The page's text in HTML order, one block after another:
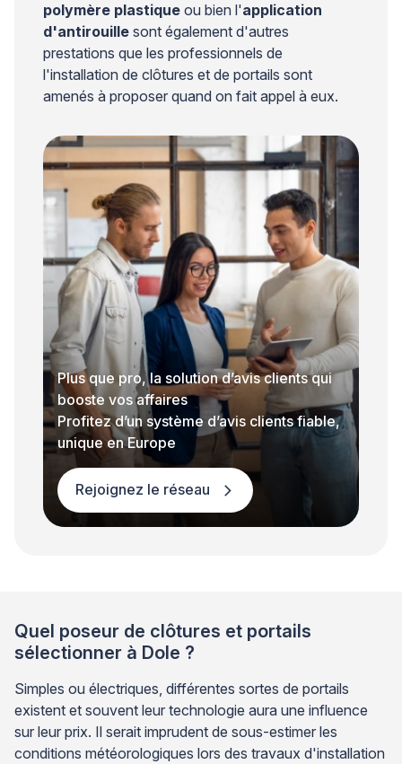
polymère plastique ou bien l'application
d'antirouille sont également d'autres
prestations que les professionnels de
l'installation de clôtures et de portails sont
amenés à proposer quand on fait appel à eux.
Plus que pro, la solution d’avis clients qui
booste vos affaires
Profitez d’un système d’avis clients fiable,
unique en Europe
Rejoignez le réseau
Quel poseur de clôtures et portails
sélectionner à Dole ?
Simples ou électriques, différentes sortes de portails
existent et souvent leur technologie aura une influence
sur leur prix. Il serait imprudent de sous-estimer les
conditions météorologiques lors des travaux d'installation